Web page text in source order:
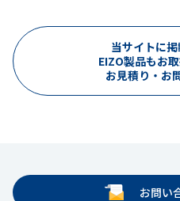
当サイトに
EIZO製品もお
お見積り・お
お問い